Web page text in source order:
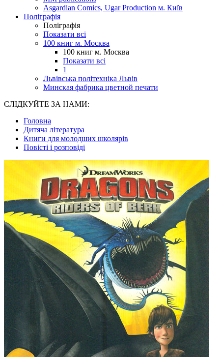
Asgardian Comics, Ugar Production м. Київ
Поліграфія
Поліграфія
Показати всі
100 книг м. Москва
100 книг м. Москва
Показати всі
1
Львівська політехніка Львів
Минская фабрика цветной печати
СЛІДКУЙТЕ ЗА НАМИ:
Головна
Дитяча література
Книги для молодших школярів
Повісті і розповіді